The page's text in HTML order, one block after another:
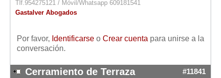
Tlf.954275121 / Móvil/Whatsapp 609181541
Gastalver Abogados
Por favor, Identificarse o Crear cuenta para unirse a la
conversación.
Cerramiento de Terraza #11841